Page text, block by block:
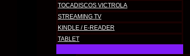
TOCADISCOS VICTROLA
STREAMING TV
KINDLE / E-READER
TABLET